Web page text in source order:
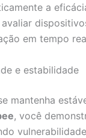
a
em tempo
e estabilidade
mantenha
, você